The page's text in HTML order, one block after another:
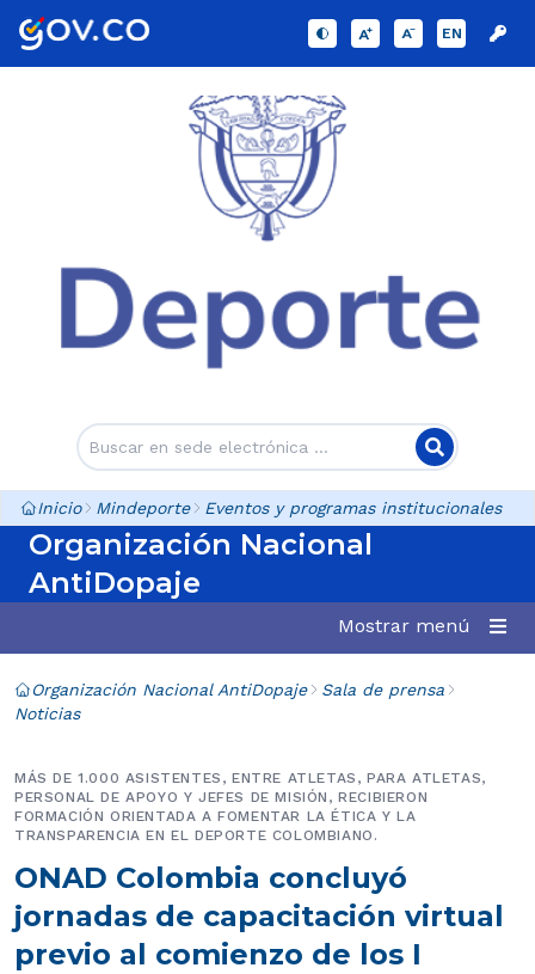
EN
Inicio Mindeporte Eventos y programas institucionales
Organización Nacional
AntiDopaje
Mostrar menú
Organización Nacional AntiDopaje
Sala de prensa
Noticias
ONAD Colombia concluyó
jornadas de capacitación virtual
previo al comienzo de los I
MÁS DE 1.000 ASISTENTES, ENTRE ATLETAS, PARA ATLETAS,
PERSONAL DE APOYO Y JEFES DE MISIÓN, RECIBIERON
FORMACIÓN ORIENTADA A FOMENTAR LA ÉTICA Y LA
TRANSPARENCIA EN EL DEPORTE COLOMBIANO.